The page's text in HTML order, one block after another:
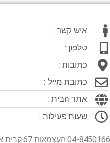
איש קשר :
טלפון :
כתובות :
כתובת מייל :
אתר הבית :
שעות פעילות :
04-8450166 העצמאות 67 קרית אתא